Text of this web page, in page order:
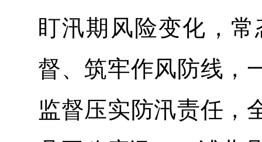
盯汛期风险变化，
督、筑牢作风防线，
监督压实防汛责任，